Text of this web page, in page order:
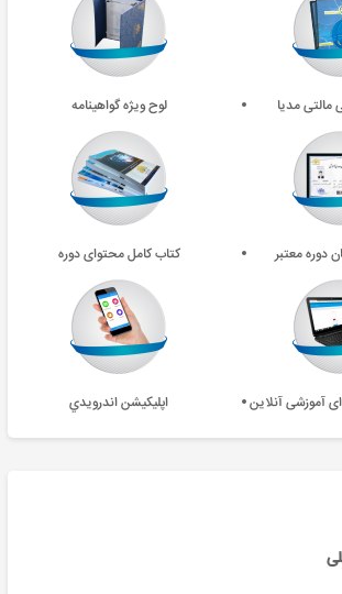
مالتی مدیا لوح ویژه گواهینامه
دوره معتبر کتاب کامل محتوای دوره
آموزشی آنلاین اپليکيشن اندرويدي